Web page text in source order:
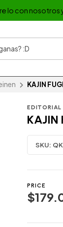
lo con
KAJIN
EDITORIAL
KAJIN
SKU:
PRICE